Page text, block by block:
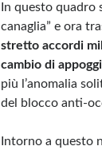
In questo quadro
canaglia” e ora
stretto accordi
cambio di
più l’anomalia
del blocco anti-
Intorno a questo